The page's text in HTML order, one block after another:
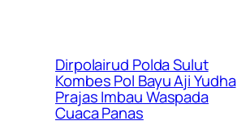
Dirpolairud Polda Sulut
Kombes Pol Bayu Aji Yudha
Prajas Imbau Waspada
Cuaca Panas